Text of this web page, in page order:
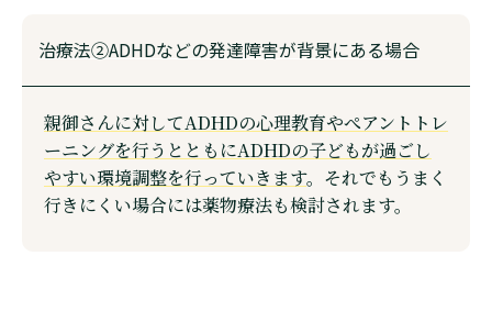
治療法②ADHDなどの発達障害が背景にある場合
親御さんに対してADHDの心理教育やぺアントトレ
ーニングを行うとともにADHDの子どもが過ごし
やすい環境調整を行っていきます。それでもうまく
行きにくい場合には薬物療法も検討されます。